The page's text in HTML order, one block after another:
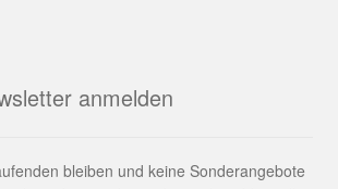
anmelden
bleiben und keine Sonderangebote